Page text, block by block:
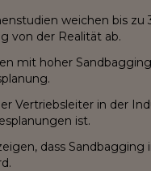
weichen bis zu
von der Realität ab.
mit hoher
Vertriebsleiter in der
ist.
dass